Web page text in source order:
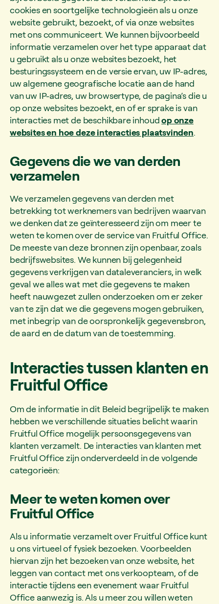
cookies en soortgelijke technologieën als u onze
website gebruikt, bezoekt, of via onze websites
met ons communiceert. We kunnen bijvoorbeeld
informatie verzamelen over het type apparaat dat
u gebruikt als u onze websites bezoekt, het
besturingssysteem en de versie ervan, uw IP-adres,
uw algemene geografische locatie aan de hand
van uw IP-adres, uw browsertype, de pagina’s die u
op onze websites bezoekt, en of er sprake is van
interacties met de beschikbare inhoudop onze
websites en hoe deze interacties plaatsvinden.
Gegevens die we van derden
verzamelen
We verzamelen gegevens van derden met
betrekking tot werknemers van bedrijven waarvan
we denken dat ze geïnteresseerd zijn om meer te
weten te komen over de service van Fruitful Office.
De meeste van deze bronnen zijn openbaar, zoals
bedrijfswebsites. We kunnen bij gelegenheid
gegevens verkrijgen van dataleveranciers, in welk
geval we alles wat met die gegevens te maken
heeft nauwgezet zullen onderzoeken om er zeker
van te zijn dat we die gegevens mogen gebruiken,
met inbegrip van de oorspronkelijk gegevensbron,
de aard en de datum van de toestemming.
Interacties tussen klanten en
Fruitful Office
Om de informatie in dit Beleid begrijpelijk te maken
hebben we verschillende situaties belicht waarin
Fruitful Office mogelijk persoonsgegevens van
klanten verzamelt. De interacties van klanten met
Fruitful Office zijn onderverdeeld in de volgende
categorieën:
Meer te weten komen over
Fruitful Office
Als u informatie verzamelt over Fruitful Office kunt
u ons virtueel of fysiek bezoeken. Voorbeelden
hiervan zijn het bezoeken van onze website, het
leggen van contact met ons verkoopteam, of de
interactie tijdens een evenement waar Fruitful
Office aanwezig is. Als u meer zou willen weten